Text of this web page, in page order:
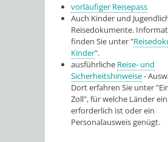
vorläufiger Reisepass
Auch Kinder und
Reisedokumente.
finden Sie unter "
Kinder".
ausführliche Reise- und
Sicherheitshinweise-
Dort erfahren Sie unter
Zoll", für welche Länder
erforderlich ist oder ein
Personalausweis genügt.